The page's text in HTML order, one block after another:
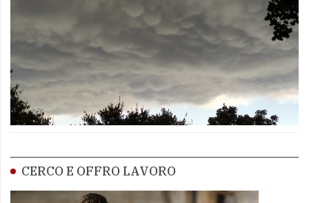
CERCO E OFFRO LAVORO